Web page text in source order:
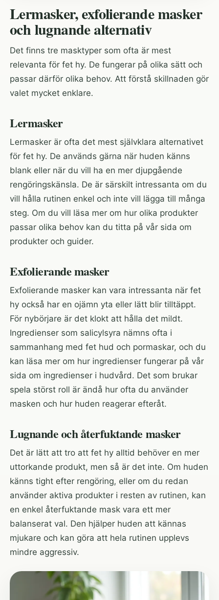
Lermasker, exfolierande masker
och lugnande alternativ
Det finns tre masktyper som ofta är mest
relevanta för fet hy. De fungerar på olika sätt och
passar därför olika behov. Att förstå skillnaden gör
valet mycket enklare.
Lermasker
Lermasker är ofta det mest självklara alternativet
för fet hy. De används gärna när huden känns
blank eller när du vill ha en mer djupgående
rengöringskänsla. De är särskilt intressanta om du
vill hålla rutinen enkel och inte vill lägga till många
steg. Om du vill läsa mer om hur olika produkter
passar olika behov kan du titta på vår sida om
produkter och guider.
Exfolierande masker
Exfolierande masker kan vara intressanta när fet
hy också har en ojämn yta eller lätt blir tilltäppt.
För nybörjare är det klokt att hålla det mildt.
Ingredienser som salicylsyra nämns ofta i
sammanhang med fet hud och pormaskar, och du
kan läsa mer om hur ingredienser fungerar på vår
sida om ingredienser i hudvård. Det som brukar
spela störst roll är ändå hur ofta du använder
masken och hur huden reagerar efteråt.
Lugnande och återfuktande masker
Det är lätt att tro att fet hy alltid behöver en mer
uttorkande produkt, men så är det inte. Om huden
känns tight efter rengöring, eller om du redan
använder aktiva produkter i resten av rutinen, kan
en enkel återfuktande mask vara ett mer
balanserat val. Den hjälper huden att kännas
mjukare och kan göra att hela rutinen upplevs
mindre aggressiv.